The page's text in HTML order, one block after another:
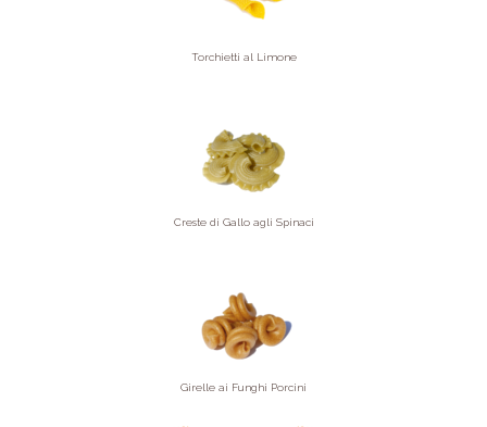
Torchietti al Limone
Creste di Gallo agli Spinaci
Girelle ai Funghi Porcini